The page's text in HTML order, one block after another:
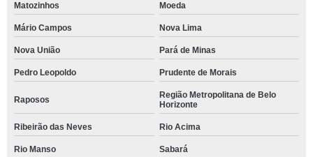
Matozinhos Moeda
Mário Campos Nova Lima
Nova União Pará de Minas
Pedro Leopoldo Prudente de Morais
Raposos
Região Metropolitana de Belo
Horizonte
Ribeirão das Neves Rio Acima
Rio Manso Sabará